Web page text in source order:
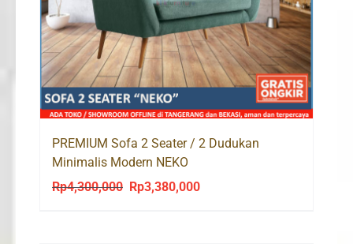
PREMIUM Sofa 2 Seater / 2 Dudukan
Minimalis Modern NEKO
Rp4,300,000
Original
Rp3,380,000Current